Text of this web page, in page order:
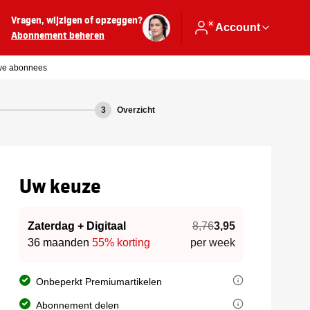
Vragen, wijzigen of opzeggen?
Abonnement beheren
Account
abonnees
3 Overzicht
Uw keuze
Zaterdag + Digitaal
36 maanden 55% korting
8,763,95
per week
Onbeperkt Premiumartikelen
Elk Brabants Dagblad-abonnement geeft u onbeperkt toegang
U kunt dus ook alle Premiumartikelen lezen, die u herkent aan
Abonnement delen
U kunt uw abonnement delen met een extra persoon binnen uw